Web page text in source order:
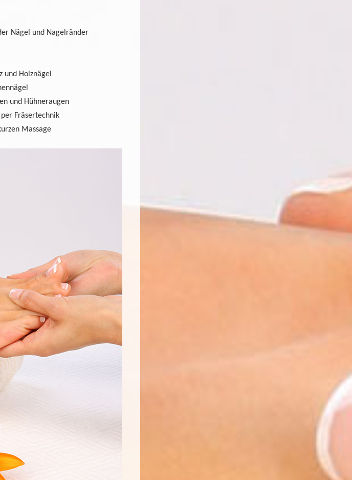
Nägel und Nagelränder
und Holznägel
und Hühneraugen
Fräsertechnik
Massage